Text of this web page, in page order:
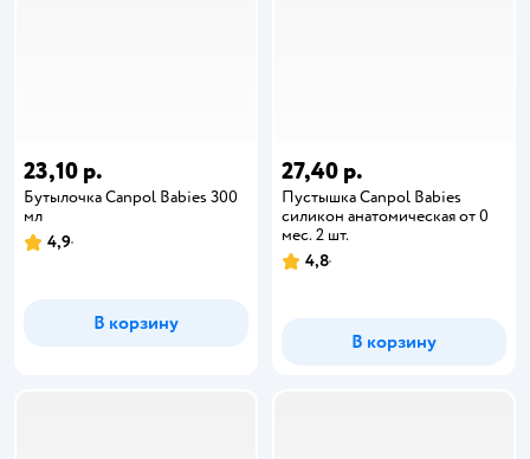
23,10 р.
Бутылочка Canpol Babies 300
мл
4,9
В корзину
27,40 р.
Пустышка Canpol Babies
силикон анатомическая от 0
мес. 2 шт.
4,8
В корзину